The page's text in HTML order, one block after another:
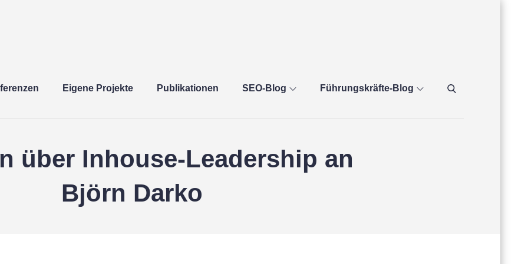
Eigene Projekte Publikationen SEO-Blog Führungskräfte-Blog
über Inhouse-Leadership an
Björn Darko